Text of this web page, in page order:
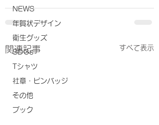
NEWS
年賀状デザイン
衛生グッズ
SDGs
Tシャツ
社章・ピンバッジ
その他
ブック
関連記事 すべて表示